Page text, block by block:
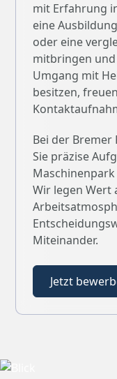
mit Erfahrung
eine
oder eine
mitbringen
Umgang mit
besitzen,
Bei der
Sie präzise
Wir legen Wert
Miteinander.
Jetzt